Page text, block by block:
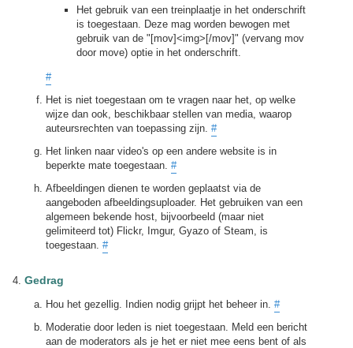
Het gebruik van een treinplaatje in het onderschrift
is toegestaan. Deze mag worden bewogen met
gebruik van de "[mov]<img>[/mov]" (vervang mov
door move) optie in het onderschrift.
#
Het is niet toegestaan om te vragen naar het, op welke
wijze dan ook, beschikbaar stellen van media, waarop
auteursrechten van toepassing zijn. #
Het linken naar video's op een andere website is in
beperkte mate toegestaan. #
Afbeeldingen dienen te worden geplaatst via de
aangeboden afbeeldingsuploader. Het gebruiken van een
algemeen bekende host, bijvoorbeeld (maar niet
gelimiteerd tot) Flickr, Imgur, Gyazo of Steam, is
toegestaan. #
Gedrag
Hou het gezellig. Indien nodig grijpt het beheer in. #
Moderatie door leden is niet toegestaan. Meld een bericht
aan de moderators als je het er niet mee eens bent of als